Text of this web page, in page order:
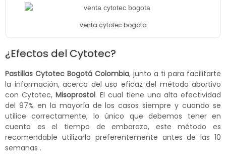
venta cytotec bogota
¿Efectos del Cytotec?
Pastillas Cytotec Bogotá Colombia, junto a ti para facilitarte
la información, acerca del uso eficaz del método abortivo
con Cytotec, Misoprostol. El cual tiene una alta efectividad
del 97% en la mayoría de los casos siempre y cuando se
utilice correctamente, lo único que debemos tener en
cuenta es el tiempo de embarazo, este método es
recomendable utilizarlo preferentemente antes de las 10
semanas .